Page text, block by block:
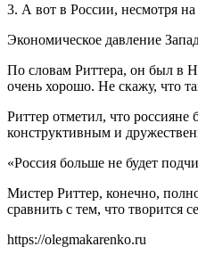
3. А вот в России, несмотря
Экономическое давление
По словам Риттера, он был в
очень хорошо. Не скажу, что
Риттер отметил, что
конструктивным и
«Россия больше не будет
Мистер Риттер, конечно,
сравнить с тем, что творится
https://olegmakarenko.ru